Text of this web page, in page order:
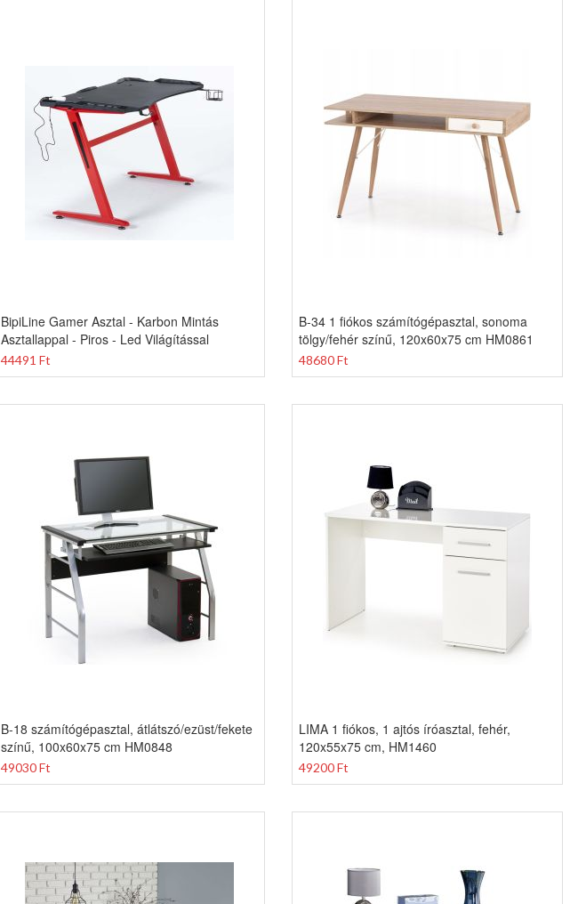
BipiLine Gamer Asztal - Karbon Mintás
Asztallappal - Piros - Led Világítással
44491 Ft
B-34 1 fiókos számítógépasztal, sonoma
tölgy/fehér színű, 120x60x75 cm HM0861
48680 Ft
B-18 számítógépasztal, átlátszó/ezüst/fekete
színű, 100x60x75 cm HM0848
49030 Ft
LIMA 1 fiókos, 1 ajtós íróasztal, fehér,
120x55x75 cm, HM1460
49200 Ft